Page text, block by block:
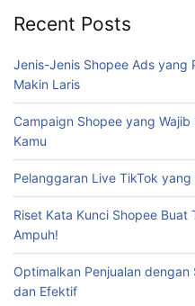
Recent Posts
Jenis-Jenis Shopee Ads yang
Makin Laris
Campaign Shopee yang
Kamu
Pelanggaran Live TikTok yang
Riset Kata Kunci Shopee Buat
Ampuh!
Optimalkan Penjualan
dan Efektif